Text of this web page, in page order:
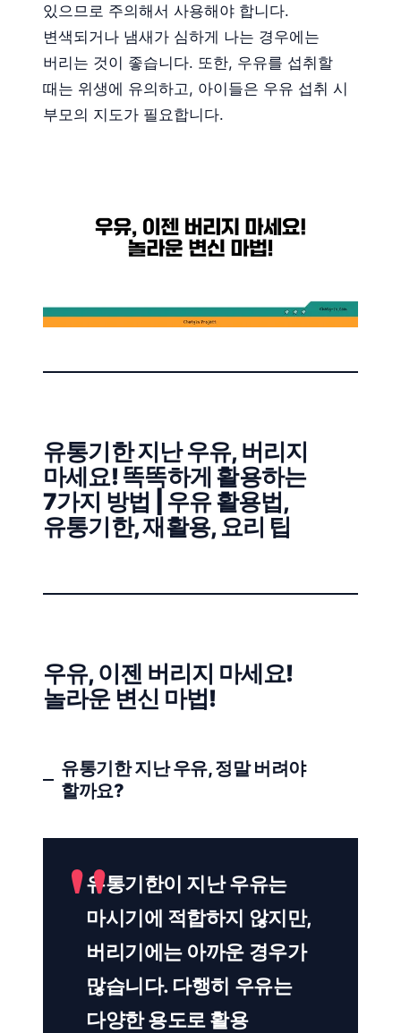
있으므로 주의해서 사용해야 합니다.
변색되거나 냄새가 심하게 나는 경우에는
버리는 것이 좋습니다. 또한, 우유를 섭취할
때는 위생에 유의하고, 아이들은 우유 섭취 시
부모의 지도가 필요합니다.
유통기한 지난 우유, 버리지
마세요! 똑똑하게 활용하는
7가지 방법 | 우유 활용법,
유통기한, 재활용, 요리 팁
우유, 이젠 버리지 마세요!
놀라운 변신 마법!
유통기한 지난 우유, 정말 버려야
할까요?
유통기한이 지난 우유는
마시기에 적합하지 않지만,
버리기에는 아까운 경우가
많습니다. 다행히 우유는
다양한 용도로 활용